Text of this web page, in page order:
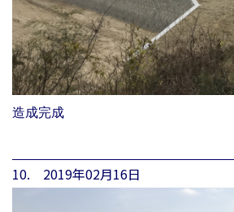
造成完成
10. 2019年02月16日